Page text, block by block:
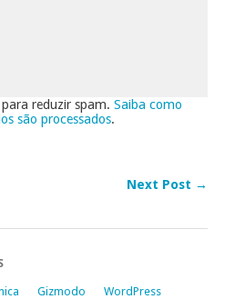
reduzir spam. Saiba como
são processados.
Next Post →
Gizmodo WordPress